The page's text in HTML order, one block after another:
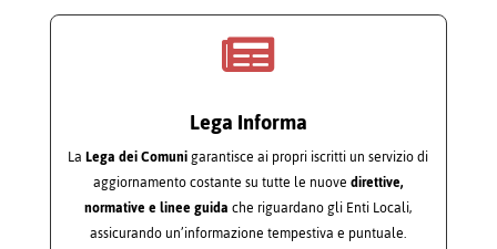

Lega Informa
LaLega dei Comunigarantisce ai propri iscritti un servizio di
aggiornamento costante su tutte le nuovedirettive,
normative e linee guidache riguardano gli Enti Locali,
assicurando un’informazione tempestiva e puntuale.